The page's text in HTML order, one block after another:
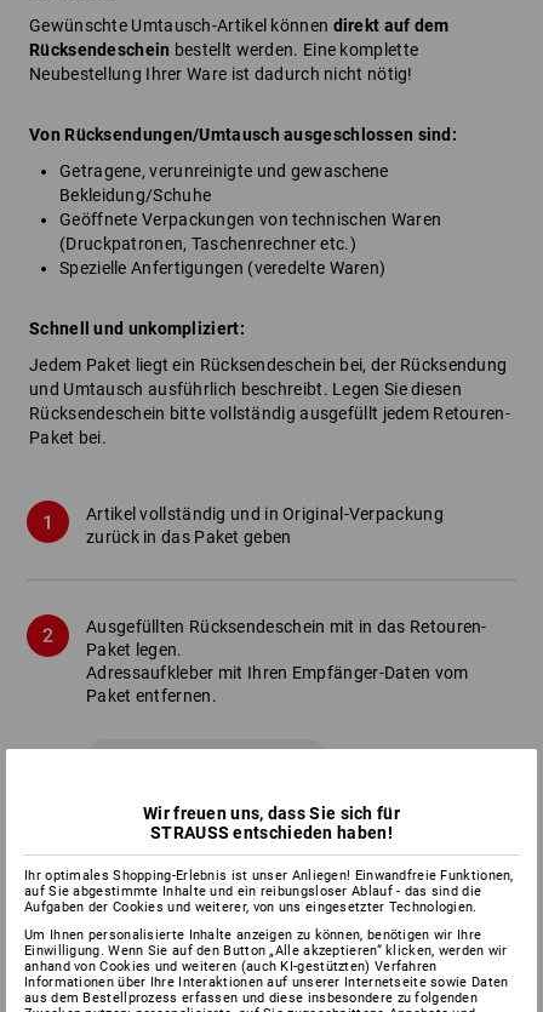
Gewünschte Umtausch-Artikel können direkt auf dem
Rücksendeschein bestellt werden. Eine komplette
Neubestellung Ihrer Ware ist dadurch nicht nötig!
Von Rücksendungen/Umtausch ausgeschlossen sind:
Getragene, verunreinigte und gewaschene
Bekleidung/Schuhe
Geöffnete Verpackungen von technischen Waren
(Druckpatronen, Taschenrechner etc.)
Spezielle Anfertigungen (veredelte Waren)
Schnell und unkompliziert:
Jedem Paket liegt ein Rücksendeschein bei, der Rücksendung
und Umtausch ausführlich beschreibt. Legen Sie diesen
Rücksendeschein bitte vollständig ausgefüllt jedem Retouren-
Paket bei.
Artikel vollständig und in Original-Verpackung
zurück in das Paket geben
Ausgefüllten Rücksendeschein mit in das Retouren-
Paket legen.
Adressaufkleber mit Ihren Empfänger-Daten vom
Paket entfernen.
Paket-Etikett mit Strauss Empfänger-Adresse
aufbringen.
Etikett aus Paket
Paket-Etikett ausschneiden, Absender eintragen
Wir freuen uns, dass Sie sich für
STRAUSS entschieden haben!
Ihr optimales Shopping-Erlebnis ist unser Anliegen! Einwandfreie Funktionen,
auf Sie abgestimmte Inhalte und ein reibungsloser Ablauf - das sind die
Aufgaben der Cookies und weiterer, von uns eingesetzter Technologien.
Um Ihnen personalisierte Inhalte anzeigen zu können, benötigen wir Ihre
Einwilligung. Wenn Sie auf den Button „Alle akzeptieren“ klicken, werden wir
anhand von Cookies und weiteren (auch KI-gestützten) Verfahren
Informationen über Ihre Interaktionen auf unserer Internetseite sowie Daten
aus dem Bestellprozess erfassen und diese insbesondere zu folgenden